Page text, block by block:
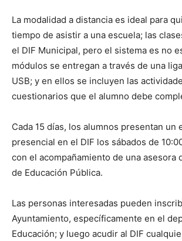
La modalidad a distancia es ideal para
tiempo de asistir a una escuela; las
el DIF Municipal, pero el sistema es no
módulos se entregan a través de una
USB; y en ellos se incluyen las
cuestionarios que el alumno debe
Cada 15 días, los alumnos presentan un
presencial en el DIF los sábados de
con el acompañamiento de una asesora
de Educación Pública.
Las personas interesadas pueden
Ayuntamiento, específicamente en el
Educación; y luego acudir al DIF